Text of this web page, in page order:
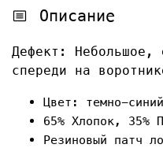
Описание
Дефект: Небольшое,
спереди на
Цвет: темно-
65% Хлопок, 35%
Резиновый патч